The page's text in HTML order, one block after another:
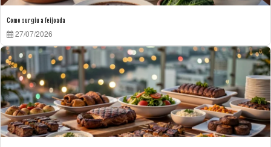
Como surgiu a feijoada
27/07/2026